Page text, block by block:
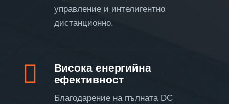
управление и интелигентно
дистанционно.
Висока енергийна
ефективност
Благодарение на пълната DC